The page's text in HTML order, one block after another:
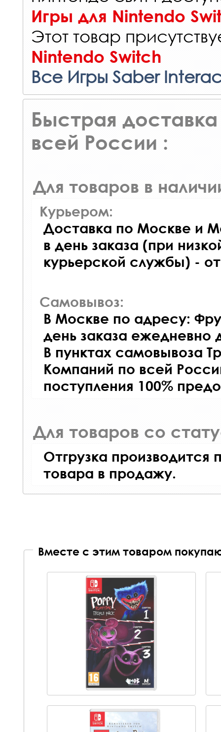
Игры для Nintendo
Этот товар
Nintendo Switch
Все Игры Saber
Быстрая доставка
всей России :
Для товаров в
Курьером:
Доставка по Москве и
в день заказа (при
курьерской службы) -
Самовывоз:
В Москве по адресу:
день заказа ежедневно
В пунктах самовывоза
Компаний по всей
поступления 100%
Для товаров со
Отгрузка производится
товара в продажу.
Вместе с этим товаром